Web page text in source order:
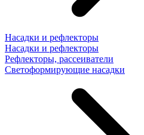
Насадки и рефлекторы
Насадки и рефлекторы
Рефлекторы, рассеиватели
Светоформирующие насадки